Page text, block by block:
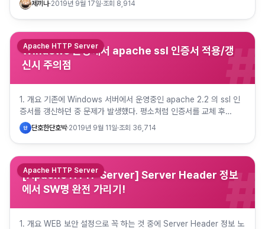
제끼나·2019년 9월 17일·조회 8,914
Windows 환경에서 apache ssl 인증서 적용/갱
신시 주의점
#
Apache HTTP Server
1. 개요 기존에 Windows 서버에서 운영중인 apache 2.2 의 ssl 인
증서를 갱신하던 중 문제가 발생했다. 평소처럼 인증서를 교체 후
apache 를 서비스에서 중지/기동 하였으나 ap…
단 단호한단호박·2019년 9월 11일·조회 36,714
[Apache HTTP Server] Server Header 정보
에서 SW명 완전 가리기!
#
Apache HTTP Server
1. 개요 WEB 보안 설정으로 꼭 하는 것 중에 Server Header 정보 노